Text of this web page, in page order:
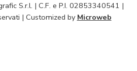
S.r.l. | C.F. e P.I. 02853340541 |
| Customized by Microweb